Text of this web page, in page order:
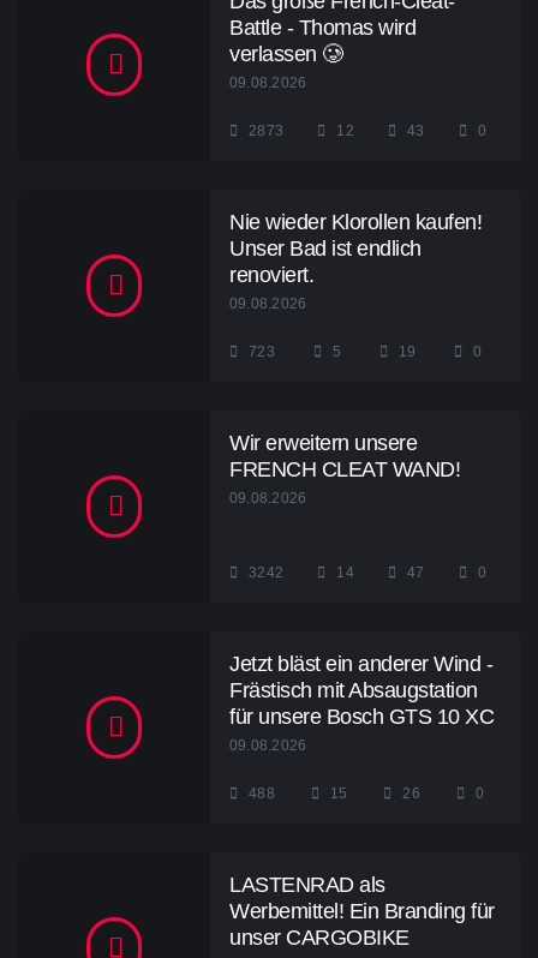
Battle - Thomas wird
verlassen 🥲
09.08.2026
2873 12 43 0
Nie wieder Klorollen kaufen!
Unser Bad ist endlich
renoviert.
09.08.2026
723 5 19 0
Wir erweitern unsere
FRENCH CLEAT WAND!
09.08.2026
3242 14 47 0
Jetzt bläst ein anderer Wind -
Frästisch mit Absaugstation
für unsere Bosch GTS 10 XC
09.08.2026
488 15 26 0
LASTENRAD als
Werbemittel! Ein Branding für
unser CARGOBIKE